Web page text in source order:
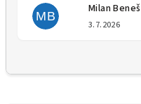
MB
Milan Beneš
3.7.2026